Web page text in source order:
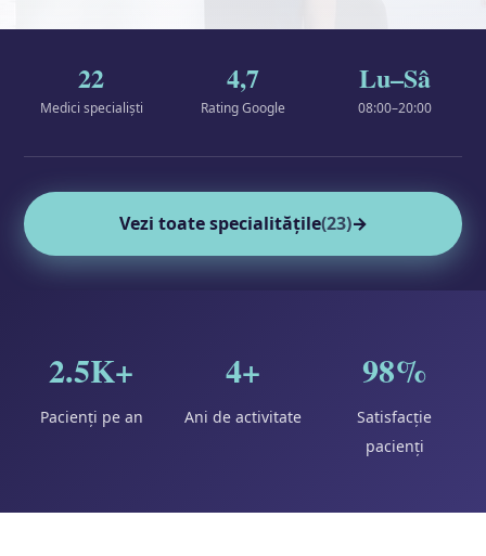
22
Medici specialiști
4,7
Rating Google
Lu–Sâ
08:00–20:00
Vezi toate specialitățile(23)→
2.5K+
Pacienți pe an
4+
Ani de activitate
98%
Satisfacție
pacienți